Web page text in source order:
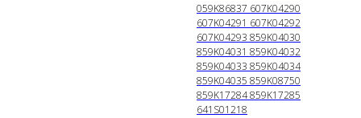
059K86837 607K04290
607K04291 607K04292
607K04293 859K04030
859K04031 859K04032
859K04033 859K04034
859K04035 859K08750
859K17284 859K17285
641S01218